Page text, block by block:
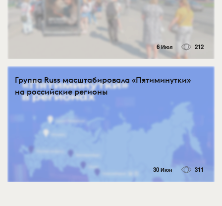
6 Июл 212
Группа Russ масштабировала «Пятиминутки»
на российские регионы
30 Июн 311